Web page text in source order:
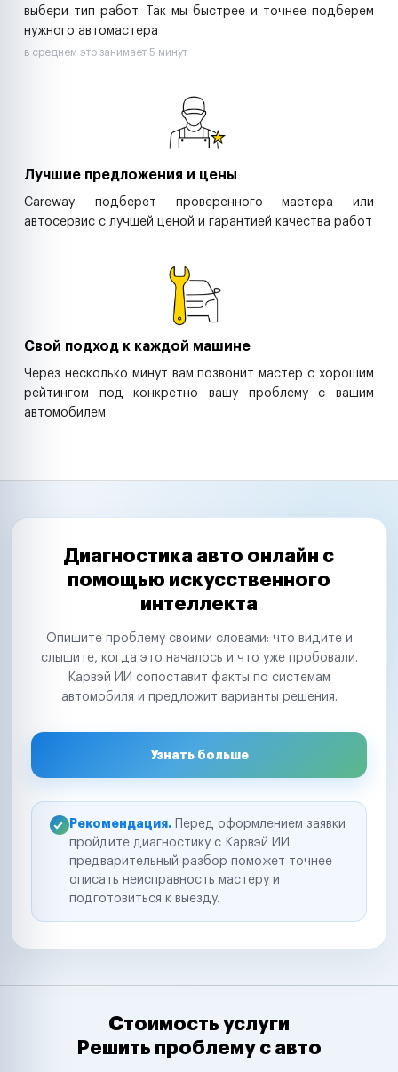
выбери тип работ. Так мы быстрее и точнее подберем
нужного автомастера
в среднем это занимает 5 минут
Лучшие предложения и цены
Careway подберет проверенного мастера или
автосервис с лучшей ценой и гарантией качества работ
Свой подход к каждой машине
Через несколько минут вам позвонит мастер с хорошим
рейтингом под конкретно вашу проблему с вашим
автомобилем
Диагностика авто онлайн с
помощью искусственного
интеллекта
Опишите проблему своими словами: что видите и
слышите, когда это началось и что уже пробовали.
Карвэй ИИ сопоставит факты по системам
автомобиля и предложит варианты решения.
Узнать больше
Рекомендация. Перед оформлением заявки
пройдите диагностику с Карвэй ИИ:
предварительный разбор поможет точнее
описать неисправность мастеру и
подготовиться к выезду.
Стоимость услуги
Решить проблему с авто